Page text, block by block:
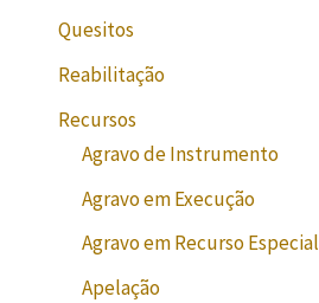
Quesitos
Reabilitação
Recursos
Agravo de Instrumento
Agravo em Execução
Agravo em Recurso Especial
Apelação